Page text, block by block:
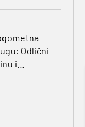
Odlični
i